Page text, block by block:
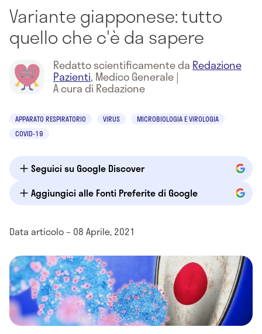
Variante giapponese: tutto
quello che c'è da sapere
Redatto scientificamente da Redazione
Pazienti, Medico Generale|
A cura di Redazione
APPARATO RESPIRATORIO VIRUS
MICROBIOLOGIA E VIROLOGIA
COVID-19
Seguici su Google Discover
Aggiungici alle Fonti Preferite di Google
Data articolo – 08 Aprile, 2021